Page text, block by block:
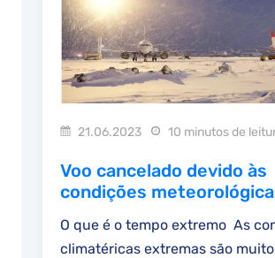
21.06.2023 10 minutos de
Voo cancelado devido às
condições
O que é o tempo extremo As
climatéricas extremas são